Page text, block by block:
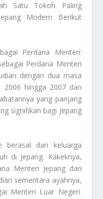
Satu Tokoh Paling
Modern Berikut
Perdana Menteri:
Perdana Menteri
dengan dua masa
2006 hingga 2007 dan
yang panjang
signifikan bagi Jepang
berasal dari keluarga
di Jepang. Kakeknya,
Menteri Jepang dari
sementara ayahnya,
Menteri Luar Negeri.